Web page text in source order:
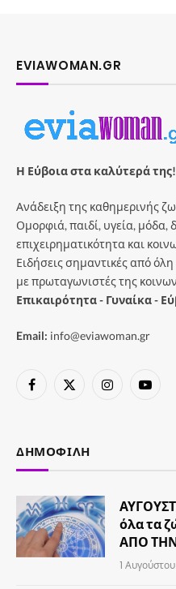
EVIAWOMAN.GR
Η Εύβοια στα καλύτερά της!
Ανάδειξη της καθημερινής
Ομορφιά, παιδί, υγεία, μόδα,
επιχειρηματικότητα και
Ειδήσεις σημαντικές από
με πρωταγωνιστές της
Επικαιρότητα - Γυναίκα -
Email: info@eviawoman.gr
Facebook
X
Instagram
ΔΗΜΟΦΙΛΉ
όλα τα
ΑΠΟ
1